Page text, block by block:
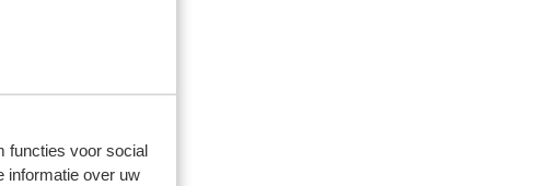
functies voor social
informatie over uw